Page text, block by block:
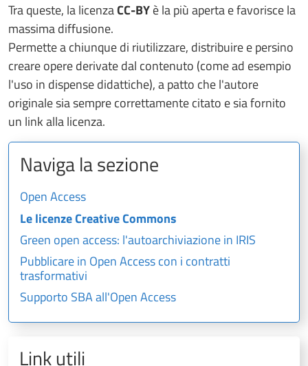
Tra queste, la licenzaCC-BYè la più aperta e favorisce la
massima diffusione.
Permette a chiunque di riutilizzare, distribuire e persino
creare opere derivate dal contenuto (come ad esempio
l'uso in dispense didattiche), a patto che l'autore
originale sia sempre correttamente citato e sia fornito
un link alla licenza.
Naviga la sezione
Open Access
Le licenze Creative Commons
Green open access: l'autoarchiviazione in IRIS
Pubblicare in Open Access con i contratti
trasformativi
Supporto SBA all'Open Access
Link utili